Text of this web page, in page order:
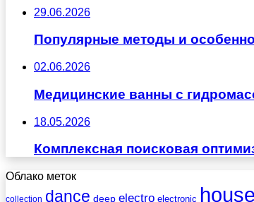
29.06.2026
Популярные методы и
02.06.2026
Медицинские ванны с
18.05.2026
Комплексная поисковая
Облако меток
collection dance deep electro electronic house